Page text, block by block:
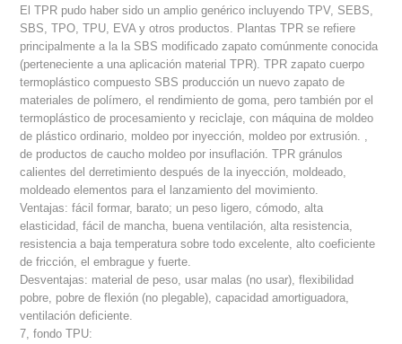
El TPR pudo haber sido un amplio genérico incluyendo TPV, SEBS,
SBS, TPO, TPU, EVA y otros productos. Plantas TPR se refiere
principalmente a la la SBS modificado zapato comúnmente conocida
(perteneciente a una aplicación material TPR). TPR zapato cuerpo
termoplástico compuesto SBS producción un nuevo zapato de
materiales de polímero, el rendimiento de goma, pero también por el
termoplástico de procesamiento y reciclaje, con máquina de moldeo
de plástico ordinario, moldeo por inyección, moldeo por extrusión. ,
de productos de caucho moldeo por insuflación. TPR gránulos
calientes del derretimiento después de la inyección, moldeado,
moldeado elementos para el lanzamiento del movimiento.
Ventajas: fácil formar, barato; un peso ligero, cómodo, alta
elasticidad, fácil de mancha, buena ventilación, alta resistencia,
resistencia a baja temperatura sobre todo excelente, alto coeficiente
de fricción, el embrague y fuerte.
Desventajas: material de peso, usar malas (no usar), flexibilidad
pobre, pobre de flexión (no plegable), capacidad amortiguadora,
ventilación deficiente.
7, fondo TPU: